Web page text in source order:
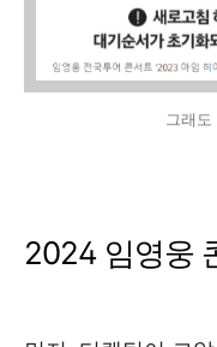
그래
2024 임영웅